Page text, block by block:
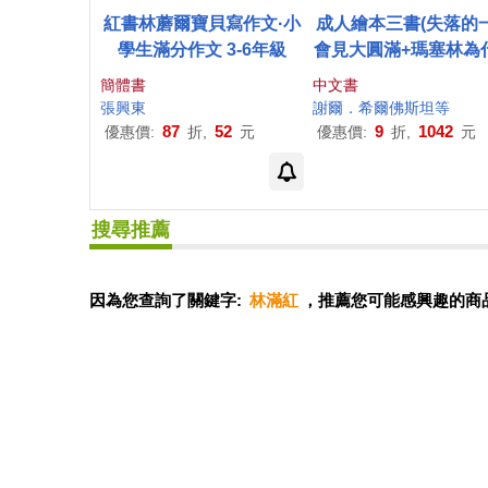
紅書林蘑爾寶貝寫作文·小
學生滿分作文 3-6年級
簡體書
張興東
優惠價: 87 折, 52 元
成人繪本三書(失落的
會見大圓滿+瑪塞林為
會臉紅?+藝術的童年)
中文書
謝爾．希爾佛斯坦等
優惠價: 9 折, 1042 元
搜尋推薦
因為您查詢了關鍵字: 林滿紅 ，推薦您可能感興趣的商